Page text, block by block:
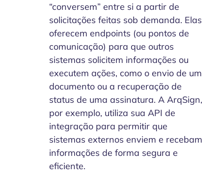
“conversem” entre si a partir de
solicitações feitas sob demanda. Elas
oferecem endpoints (ou pontos de
comunicação) para que outros
sistemas solicitem informações ou
executem ações, como o envio de um
documento ou a recuperação de
status de uma assinatura. A ArqSign,
por exemplo, utiliza sua API de
integração para permitir que
sistemas externos enviem e recebam
informações de forma segura e
eficiente.